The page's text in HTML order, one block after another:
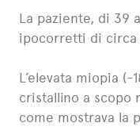
La paziente, di 39
ipocorretti di circa
L’elevata miopia
cristallino a
come mostrava la